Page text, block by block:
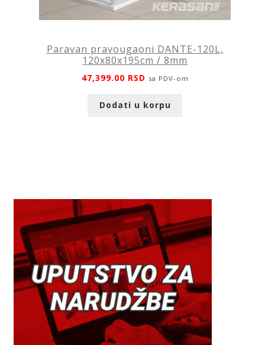
Paravan pravougaoni DANTE-120L,
120x80x195cm / 8mm
47,399.00 RSD sa PDV-om
Dodati u korpu